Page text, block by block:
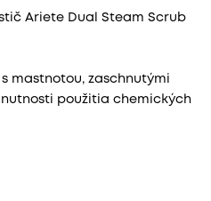
Ariete Dual Steam Scrub
mastnotou, zaschnutými
použitia chemických